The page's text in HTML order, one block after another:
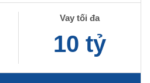
Vay tối đa
10 tỷ